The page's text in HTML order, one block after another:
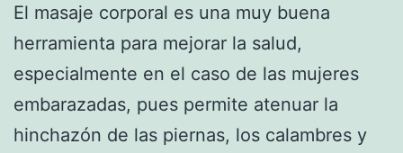
El masaje corporal es una muy buena
herramienta para mejorar la salud,
especialmente en el caso de las mujeres
embarazadas, pues permite atenuar la
hinchazón de las piernas, los calambres y